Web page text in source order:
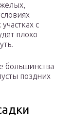
с
плохо
большинства
поздних